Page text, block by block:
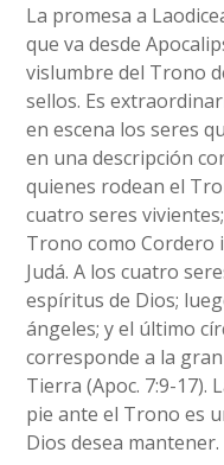
La promesa a
que va desde
vislumbre del Trono
sellos. Es
en escena los seres
en una descripción
quienes rodean el
cuatro seres
Trono como Cordero
Judá. A los cuatro
espíritus de Dios;
ángeles; y el último
corresponde a la
Tierra (Apoc. 7:9-17).
pie ante el Trono es
Dios desea mantener.